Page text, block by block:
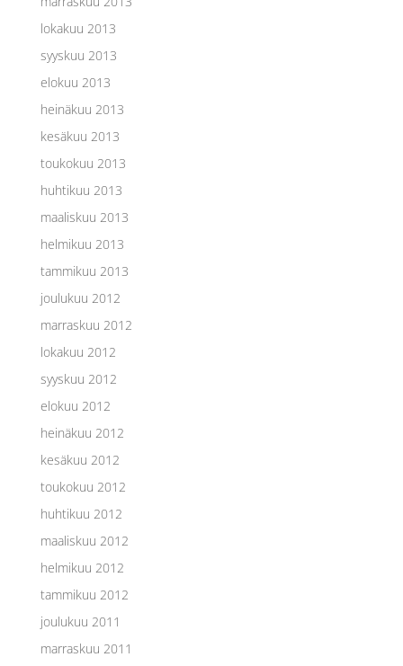
lokakuu 2013
syyskuu 2013
elokuu 2013
heinäkuu 2013
kesäkuu 2013
toukokuu 2013
huhtikuu 2013
maaliskuu 2013
helmikuu 2013
tammikuu 2013
joulukuu 2012
marraskuu 2012
lokakuu 2012
syyskuu 2012
elokuu 2012
heinäkuu 2012
kesäkuu 2012
toukokuu 2012
huhtikuu 2012
maaliskuu 2012
helmikuu 2012
tammikuu 2012
joulukuu 2011
marraskuu 2011